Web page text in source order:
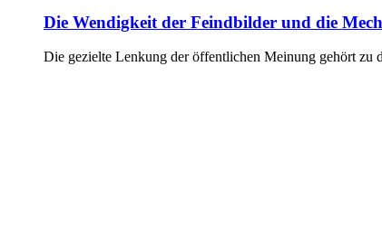
Die Wendigkeit der Feindbilder und die
Die gezielte Lenkung der öffentlichen Meinung gehört zu